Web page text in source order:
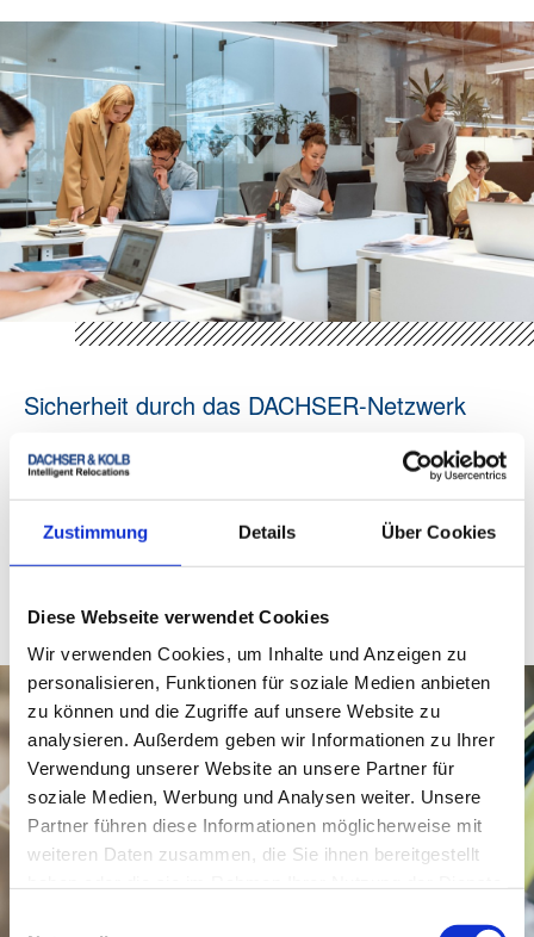
Zustimmung Details Über Cookies
Diese Webseite verwendet Cookies
Wir verwenden Cookies, um Inhalte und Anzeigen zu
personalisieren, Funktionen für soziale Medien anbieten
zu können und die Zugriffe auf unsere Website zu
analysieren. Außerdem geben wir Informationen zu Ihrer
Verwendung unserer Website an unsere Partner für
soziale Medien, Werbung und Analysen weiter. Unsere
Partner führen diese Informationen möglicherweise mit
weiteren Daten zusammen, die Sie ihnen bereitgestellt
Sicherheit durch das DACHSER-Netzwerk
Während reine Relocation-Agenturen oft nur die
Beratung übernehmen, bietet DACHSER & KOLB die
physische Logistik aus einer Hand. Ihr Vorteil: Wir
sind ihr direkter Ansprechpartner und koordinieren
Diese Kombination macht unseren Relocation
Service für Expats einzigartig effizient und sicher.